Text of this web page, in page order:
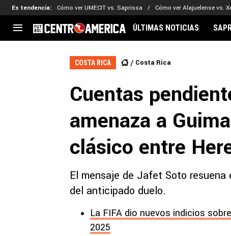
Es tendencia: Cómo ver UMECIT vs. Saprissa Cómo ver Alajuelense vs.
CENTROAMÉRICA
El Salvador
CONCACAF
Liga de Naciones
Eliminatorias
Copa de Campeones
MLS
ÚLTIMAS NOTICIAS
COSTA RICA Costa Rica
Cuentas
amenaza a
clásico entre
El mensaje de Jafet Soto resuena
del anticipado duelo.
La FIFA dio nuevos indicios
2025